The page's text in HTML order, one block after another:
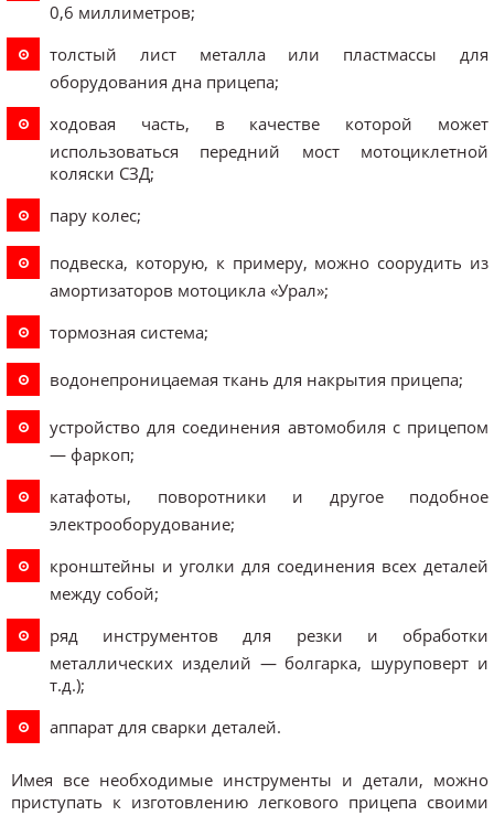
0,6 миллиметров;
толстый лист металла или пластмассы для
оборудования дна прицепа;
ходовая часть, в качестве которой может
использоваться передний мост мотоциклетной
коляски СЗД;
пару колес;
подвеска, которую, к примеру, можно соорудить из
амортизаторов мотоцикла «Урал»;
тормозная система;
водонепроницаемая ткань для накрытия прицепа;
устройство для соединения автомобиля с прицепом
— фаркоп;
катафоты, поворотники и другое подобное
электрооборудование;
кронштейны и уголки для соединения всех деталей
между собой;
ряд инструментов для резки и обработки
металлических изделий — болгарка, шуруповерт и
т.д.);
аппарат для сварки деталей.
Имея все необходимые инструменты и детали, можно
приступать к изготовлению легкового прицепа своими